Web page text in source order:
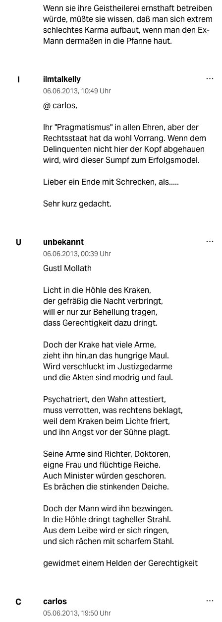
Wenn sie ihre Geistheilerei ernsthaft betreiben
würde, müßte sie wissen, daß man sich extrem
schlechtes Karma aufbaut, wenn man den Ex-
Mann dermaßen in die Pfanne haut.
I ilmtalkelly
06.06.2013, 10:49 Uhr
@ carlos,
Ihr "Pragmatismus" in allen Ehren, aber der
Rechtsstaat hat da wohl Vorrang. Wenn dem
Delinquenten nicht hier der Kopf abgehauen
wird, wird dieser Sumpf zum Erfolgsmodel.
Lieber ein Ende mit Schrecken, als.....
Sehr kurz gedacht.
U unbekannt
06.06.2013, 00:39 Uhr
Gustl Mollath
Licht in die Höhle des Kraken,
der gefräßig die Nacht verbringt,
will er nur zur Behellung tragen,
dass Gerechtigkeit dazu dringt.
Doch der Krake hat viele Arme,
zieht ihn hin,an das hungrige Maul.
Wird verschluckt im Justizgedarme
und die Akten sind modrig und faul.
Psychatriert, den Wahn attestiert,
muss verrotten, was rechtens beklagt,
weil dem Kraken beim Lichte friert,
und ihn Angst vor der Sühne plagt.
Seine Arme sind Richter, Doktoren,
eigne Frau und flüchtige Reiche.
Auch Minister würden geschoren.
Es brächen die stinkenden Deiche.
Doch der Mann wird ihn bezwingen.
In die Höhle dringt tagheller Strahl.
Aus dem Leibe wird er sich ringen,
und sich rächen mit scharfem Stahl.
gewidmet einem Helden der Gerechtigkeit
C carlos
05.06.2013, 19:50 Uhr